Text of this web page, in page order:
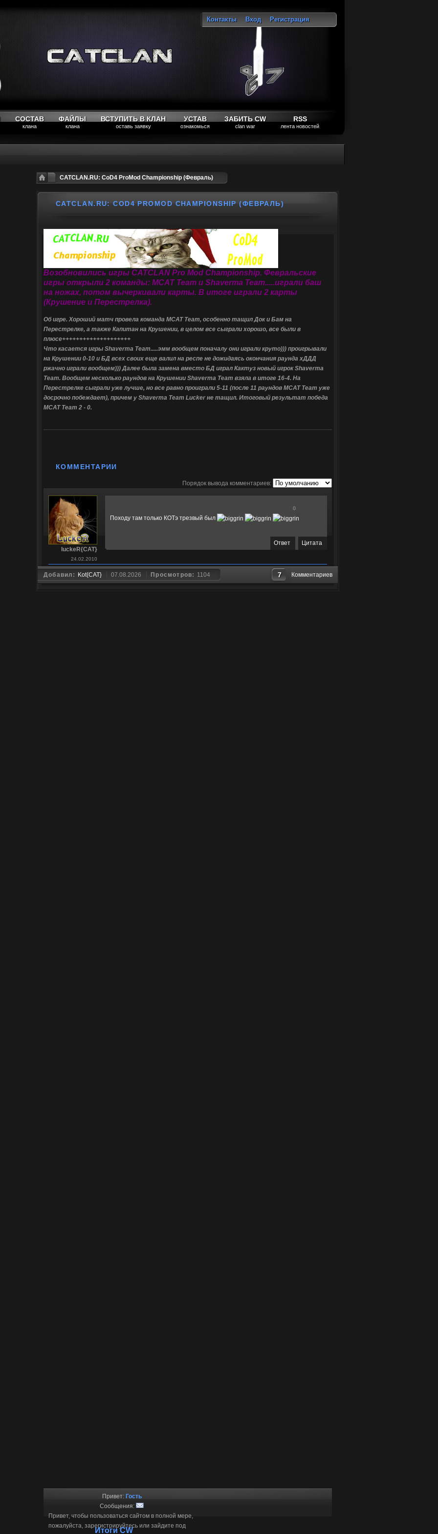
Контакты Вход
Регистрация
СОСТАВ
клана
ФАЙЛЫ
клана
ВСТУПИТЬ В КЛАН
оставь заявку
УСТАВ
ознакомься
ЗАБИТЬ CW
clan war
RSS
лента новостей
CATCLAN.RU: CoD4 ProMod Championship (Февраль)
CATCLAN.RU: COD4 PROMOD CHAMPIONSHIP (ФЕВРАЛЬ)
Возобновились игры CATCLAN Pro Mod Championship. Февральские
игры открыли 2 команды: MCAT Team и Shaverma Team.....играли баш
на ножах, потом вычеркивали карты. В итоге играли 2 карты
(Крушение и Перестрелка).
Об игре. Хороший матч провела команда MCAT Team, особенно тащил Док и Бам на
Перестрелке, а также Капитан на Крушении, в целом все сыграли хорошо, все были в
плюсе++++++++++++++++++++
Что касается игры Shaverma Team.....эмм вообщем поначалу они играли круто))) проигрывали
на Крушении 0-10 и БД всех своих еще валил на респе не дожидаясь окончания раунда хДДД
ржачно играли вообщем))) Далее была замена вместо БД играл Кактуз новый игрок Shaverma
Team. Вообщем несколько раундов на Крушении Shaverma Team взяла в итоге 16-4. На
Перестрелке сыграли уже лучше, но все равно проиграли 5-11 (после 11 раундов MCAT Team уже
досрочно побеждает), причем у Shaverma Team Lucker не тащил. Итоговый результат победа
MCAT Team 2 - 0.
КОММЕНТАРИИ
Порядок вывода комментариев:
luckeR{CAT}
24.02.2010
0
Походу там только КОТэ трезвый был
Ответ Цитата
Добавил: Kot{CAT} 07.08.2026 Просмотров: 1104 7 Комментариев
Привет: Гость
Сообщения:
Привет, чтобы пользоваться сайтом в полной мере,
пожалуйста, зарегистрируйтесь или зайдите под
Итоги CW